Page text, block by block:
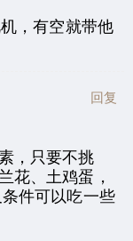
，有空就带他
回复
，只要不挑
花、土鸡蛋，
件可以吃一些